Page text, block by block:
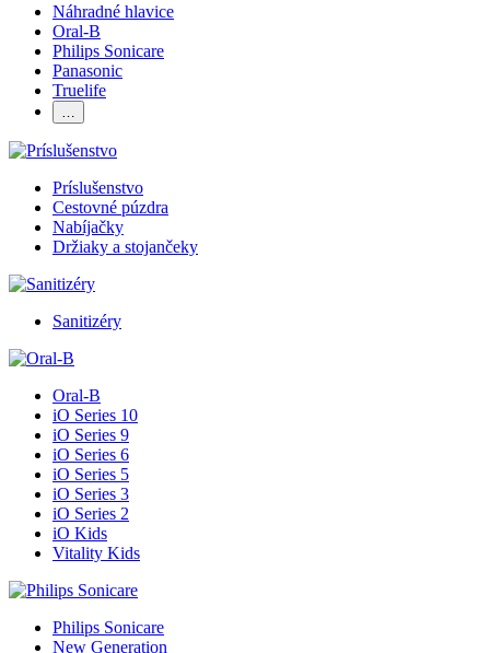
Náhradné hlavice
Oral-B
Philips Sonicare
Panasonic
Truelife
…
Príslušenstvo
Cestovné púzdra
Nabíjačky
Držiaky a stojančeky
Sanitizéry
Oral-B
iO Series 10
iO Series 9
iO Series 6
iO Series 5
iO Series 3
iO Series 2
iO Kids
Vitality Kids
Philips Sonicare
New Generation